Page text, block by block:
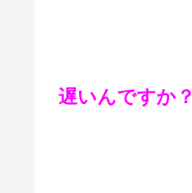
遅いんですか？